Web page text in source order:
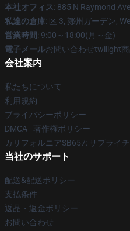
本社オフィス: 885 N Raymond
私達の倉庫: 区 3, 鄭州ガーデン,
営業時間: 9:00～18:00(月～金)
電子メールお問い合わせtwilight
会社案内
私たちについて
利用規約
プライバシーポリシー
DMCA - 著作権ポリシー
カリフォルニアSB657: サプライ
当社のサポート
配送&配送ポリシー
支払条件
返品・返金ポリシー
お問い合わせ